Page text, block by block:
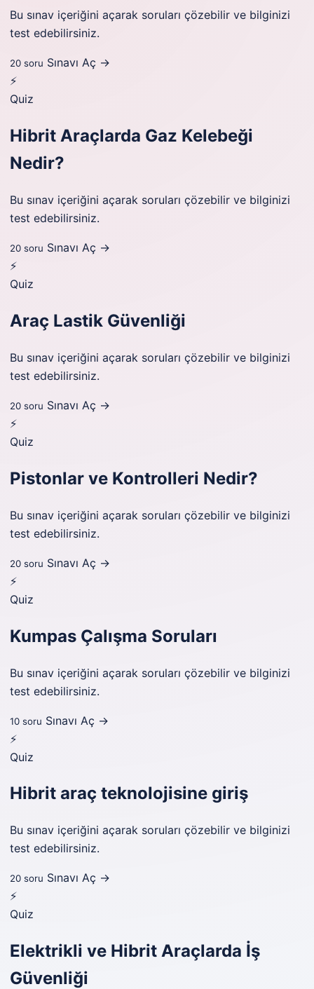
Bu sınav içeriğini açarak soruları çözebilir ve bilginizi
test edebilirsiniz.
20 soru Sınavı Aç →
⚡
Quiz
Hibrit Araçlarda Gaz Kelebeği
Nedir?
Bu sınav içeriğini açarak soruları çözebilir ve bilginizi
test edebilirsiniz.
20 soru Sınavı Aç →
⚡
Quiz
Araç Lastik Güvenliği
Bu sınav içeriğini açarak soruları çözebilir ve bilginizi
test edebilirsiniz.
20 soru Sınavı Aç →
⚡
Quiz
Pistonlar ve Kontrolleri Nedir?
Bu sınav içeriğini açarak soruları çözebilir ve bilginizi
test edebilirsiniz.
20 soru Sınavı Aç →
⚡
Quiz
Kumpas Çalışma Soruları
Bu sınav içeriğini açarak soruları çözebilir ve bilginizi
test edebilirsiniz.
10 soru Sınavı Aç →
⚡
Quiz
Hibrit araç teknolojisine giriş
Bu sınav içeriğini açarak soruları çözebilir ve bilginizi
test edebilirsiniz.
20 soru Sınavı Aç →
⚡
Quiz
Elektrikli ve Hibrit Araçlarda İş
Güvenliği